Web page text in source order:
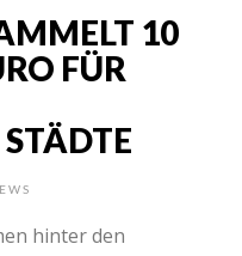
10
FÜR
hinter den